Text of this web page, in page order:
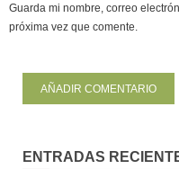
Guarda mi nombre, correo
próxima vez que comente.
ENTRADAS